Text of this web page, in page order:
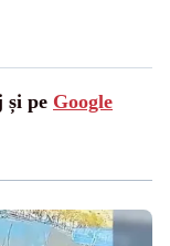
și pe Google